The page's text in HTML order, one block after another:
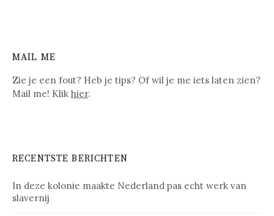
MAIL ME
Zie je een fout? Heb je tips? Of wil je me iets laten zien?
Mail me! Klik hier.
RECENTSTE BERICHTEN
In deze kolonie maakte Nederland pas echt werk van
slavernij